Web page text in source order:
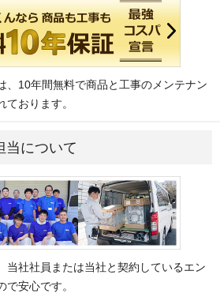
、10年間無料で商品と工事のメンテナン
おります。
当について
当社社員または当社と契約しているエン
安心です。